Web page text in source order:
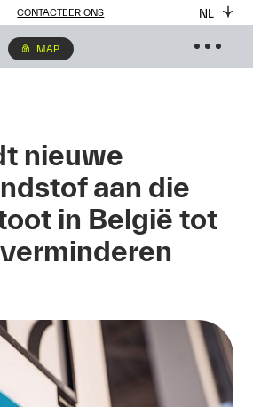
CONTACTEER ONS NL
MAP
nieuwe
aan die
in België tot